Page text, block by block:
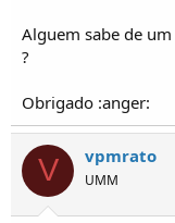
Alguem sabe de
?
Obrigado :anger:
V vpmrato
UMM